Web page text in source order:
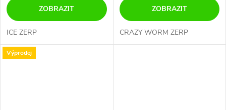
ZOBRAZIT
ICE ZERP
ZOBRAZIT
CRAZY WORM ZERP
Výprodej